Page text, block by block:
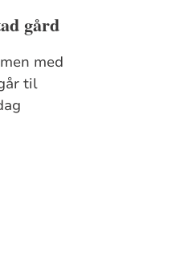
gård
med
til